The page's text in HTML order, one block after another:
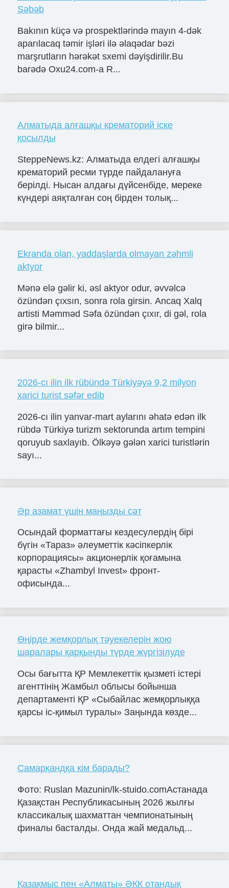
Səbəb
Bakının küçə və prospektlərində mayın 4-dək
aparılacaq təmir işləri ilə əlaqədar bəzi
marşrutların hərəkət sxemi dəyişdirilir.Bu
barədə Oxu24.com-a R...
Алматыда алғашқы крематорий іске
қосылды
SteppeNews.kz: Алматыда елдегі алғашқы
крематорий ресми түрде пайдалануға
берілді. Нысан алдағы дүйсенбіде, мереке
күндері аяқталған соң бірден толық...
Ekranda olan, yaddaşlarda olmayan zəhmli
aktyor
Mənə elə gəlir ki, əsl aktyor odur, əvvəlcə
özündən çıxsın, sonra rola girsin. Ancaq Xalq
artisti Məmməd Səfa özündən çıxır, di gəl, rola
girə bilmir...
2026-cı ilin ilk rübündə Türkiyəyə 9,2 milyon
xarici turist səfər edib
2026-cı ilin yanvar-mart aylarını əhatə edən ilk
rübdə Türkiyə turizm sektorunda artım tempini
qoruyub saxlayıb. Ölkəyə gələn xarici turistlərin
sayı...
Әр азамат үшін маңызды сәт
Осындай форматтағы кездесулердің бірі
бүгін «Тараз» әлеуметтік кәсіпкерлік
корпорациясы» акционерлік қоғамына
қарасты «Zhambyl Invest» фронт-
офисында...
Өңірде жемқорлық тәуекелерін жою
шаралары қарқынды түрде жүргізілуде
Осы бағытта ҚР Мемлекеттік қызметі істері
агенттінің Жамбыл облысы бойынша
департаменті ҚР «Сыбайлас жемқорлыққа
қарсы іс-қимыл туралы» Заңында көзде...
Самарқандқа кім барады?
Фото: Ruslan Mazunin/lk-stuido.comАстанада
Қазақстан Республикасының 2026 жылғы
классикалық шахматтан чемпионатының
финалы басталды. Онда жай медальд...
Қазақмыс пен «Алматы» ӘКК отандық